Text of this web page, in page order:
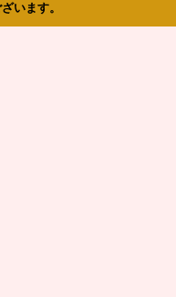
います。